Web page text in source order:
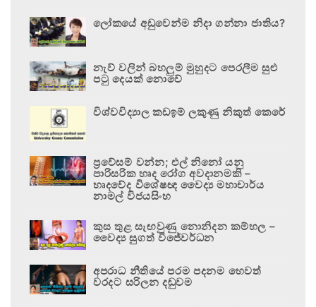
ලෝකයේ අඩුවෙන්ම නිදා ගන්නා ජාතිය?
නැව් වලින් බහලුම් මුහුදට පෙරලීම සුළු
පටු දෙයක් නොවේ
විශ්වවිද්‍යාල කඩඉම් ලකුණු නිකුත් කෙරේ
ප්‍රවේසම් වන්න; එල් නිනෝ යනු
පාරිසරික හෘද රෝග අවදානමකි –
හෘදවේද විශේෂඥ වෛද්‍ය මහාචාර්ය
නාමල් විජයසිංහ
කුස තුළ සැඟවුණු නොනිදන කම්හල –
වෛද්‍ය සුගත් විජේවර්ධන
අපරාධ නීතියේ පරම පදනම හෙවත්
වරදට සරිලන දඬුවම